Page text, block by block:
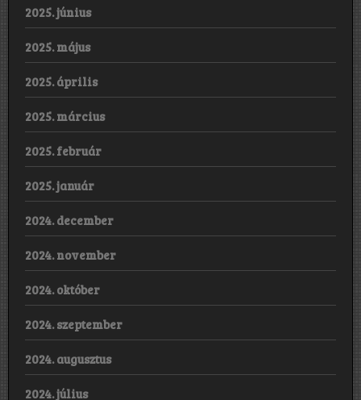
2025. június
2025. május
2025. április
2025. március
2025. február
2025. január
2024. december
2024. november
2024. október
2024. szeptember
2024. augusztus
2024. július